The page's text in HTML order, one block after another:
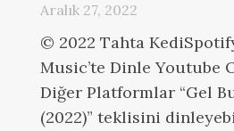
Aralık 27, 2022
© 2022 Tahta
Music’te Dinle Youtube
Diğer Platformlar “Gel
(2022)” teklisini